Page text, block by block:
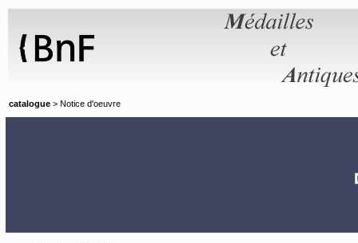
catalogue > Notice d'oeuvre